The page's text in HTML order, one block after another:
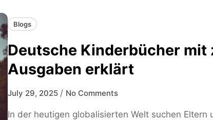
Blogs
Deutsche Kinderbücher mit
Ausgaben erklärt
July 29, 2025 / No Comments
In der heutigen globalisierten Welt suchen Eltern